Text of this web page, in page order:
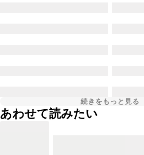
続きをもっと見る
あわせて読みたい